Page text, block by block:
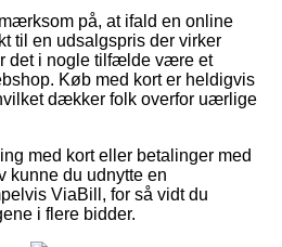
på, at ifald en online
til en udsalgspris der virker
det i nogle tilfælde være et
Køb med kort er heldigvis
dækker folk overfor uærlige
med kort eller betalinger med
kunne du udnytte en
ViaBill, for så vidt du
i flere bidder.